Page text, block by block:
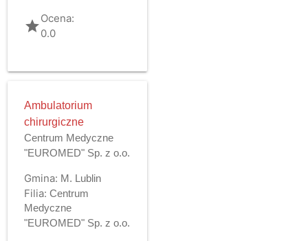
gradeOcena:
0.0
Ambulatorium
chirurgiczne
Centrum Medyczne
"EUROMED" Sp. z o.o.
Gmina: M. Lublin
Filia: Centrum
Medyczne
"EUROMED" Sp. z o.o.